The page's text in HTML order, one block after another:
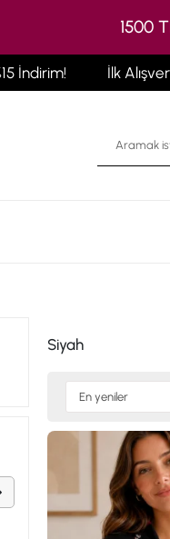
1500
İlk Alışverişe Özel
Siyah